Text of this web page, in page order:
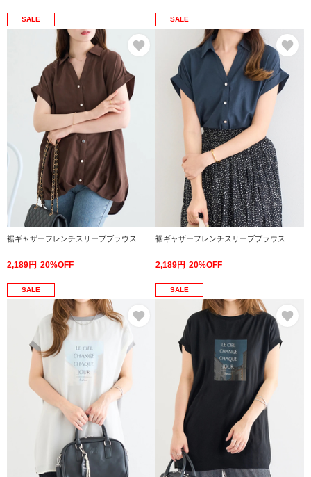
SALE
裾ギャザーフレンチスリーブブラウス
2,189円 20%OFF
SALE
裾ギャザーフレンチスリーブブラウス
2,189円 20%OFF
SALE SALE